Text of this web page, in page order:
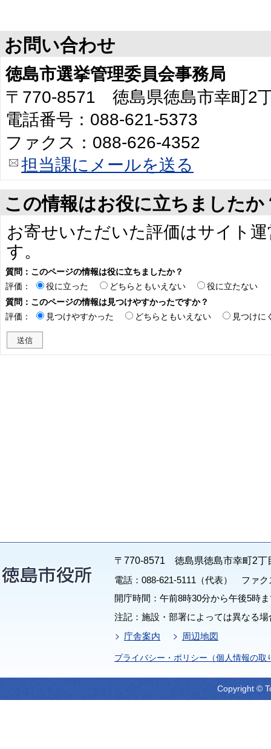
お問い合わせ
徳島市選挙管理委員会事務局
〒770-8571 徳島県徳島市幸町2
電話番号：088-621-5373
ファクス：088-626-4352
担当課にメールを送る
この情報はお役に立ちましたか
お寄せいただいた評価はサイト
す。
質問：このページの情報は役に立ちましたか？
評価：
役に立った どちらともいえない
役に立たない
質問：このページの情報は見つけやすかったですか？
評価：
見つけやすかった どちらともいえない 見つけに
〒770-8571 徳島県徳島市幸町2丁
電話：088-621-5111（代表） ファク
開庁時間：午前8時30分から午後5時
注記：施設・部署によっては異なる
庁舎案内
周辺地図
プライバシー・ポリシー（個人情報の取
Copyright ©